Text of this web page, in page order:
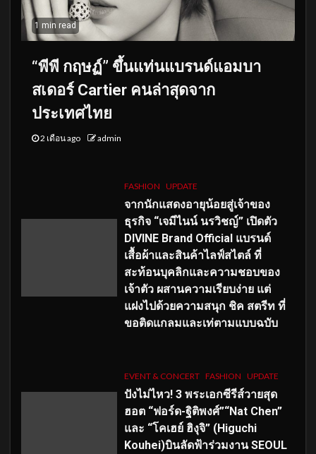
1 min read
“พีพี กฤษฏ์” ขึ้นแท่นแบรนด์แอมบา
สเดอร์ Cartier คนล่าสุดจาก
ประเทศไทย
2 เดือน ago admin
FASHION UPDATE
จากนักแสดงอายุน้อยสู่เจ้าของ
ธุรกิจ “เจมีไนน์ นรวิชญ์” เปิดตัว
DIVINE Brand Official แบรนด์
เสื้อผ้าและสินค้าไลฟ์สไตล์ ที่
สะท้อนบุคลิกและความชอบของ
เจ้าตัว ผสานความเรียบง่าย แต่
แฝงไปด้วยความสนุก ชิค สตรีท ที่
ขอติดแกลมและเท่ตามแบบฉบับ
EVENT & CONCERT FASHION UPDATE
ปังไม่ไหว! 3 พระเอกซีรีส์วายสุด
ฮอต “ฟอร์ด-ฐิติพงศ์”“Nat Chen”
และ “โคเฮย์ ฮิงุจิ” (Higuchi
Kouhei)บินลัดฟ้าร่วมงาน SEOUL